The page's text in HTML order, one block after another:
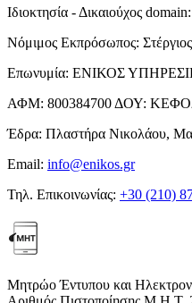
Ιδιοκτησία - Δικαιούχος domain:
Νόμιμος Εκπρόσωπος:
Επωνυμία: ΕΝΙΚΟΣ
ΑΦΜ: 800384700 ΔΟΥ:
Έδρα: Πλαστήρα Νικολάου,
Email: info@enikos.gr
Τηλ. Επικοινωνίας: +30 (210)
Μητρώο Έντυπου και